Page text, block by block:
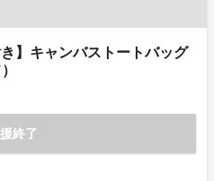
】キャンバストートバッグ
終了